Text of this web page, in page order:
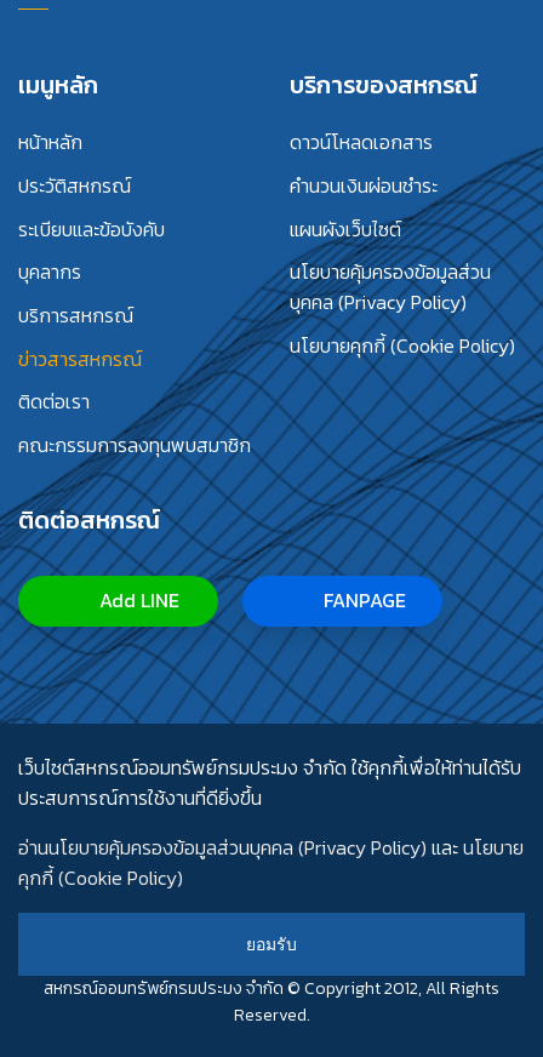
เมนูหลัก
หน้าหลัก
ประวัติสหกรณ์
ระเบียบและข้อบังคับ
บุคลากร
บริการสหกรณ์
ข่าวสารสหกรณ์
ติดต่อเรา
คณะกรรมการลงทุนพบสมาชิก
บริการของสหกรณ์
ดาวน์โหลดเอกสาร
คำนวนเงินผ่อนชำระ
แผนผังเว็บไซต์
นโยบายคุ้มครองข้อมูลส่วน
บุคคล (Privacy Policy)
นโยบายคุกกี้ (Cookie Policy)
ติดต่อสหกรณ์
Add LINE FANPAGE
เว็บไซต์สหกรณ์ออมทรัพย์กรมประมง จำกัด ใช้คุกกี้เพื่อให้ท่านได้รับ
ประสบการณ์การใช้งานที่ดียิ่งขึ้น
อ่านนโยบายคุ้มครองข้อมูลส่วนบุคคล (Privacy Policy) และนโยบาย
คุกกี้ (Cookie Policy)
ยอมรับ
สหกรณ์ออมทรัพย์กรมประมง จำกัด © Copyright 2012, All Rights
Reserved.